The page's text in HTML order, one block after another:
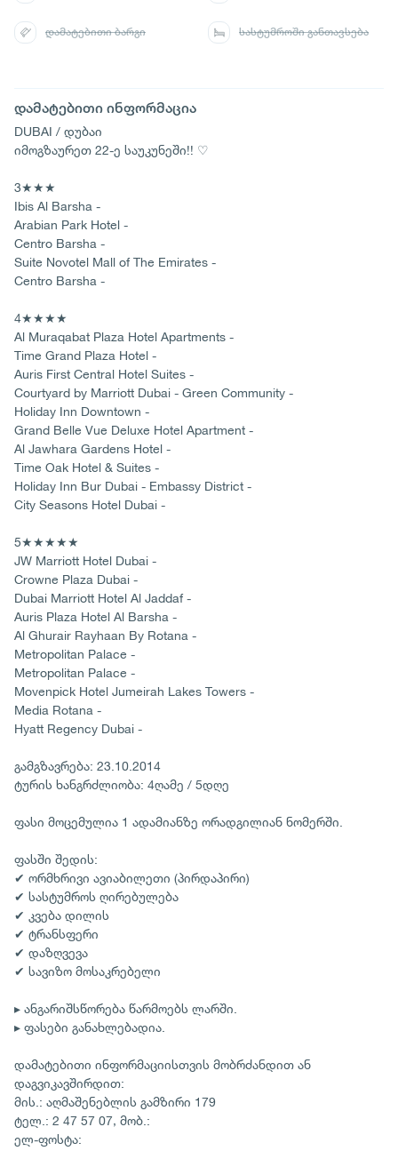
დამატებითი ინფორმაცია
DUBAI / დუბაი
იმოგზაურეთ 22-ე საუკუნეში!! ♡
3★★★
Ibis Al Barsha -
Arabian Park Hotel -
Centro Barsha -
Suite Novotel Mall of The Emirates -
Centro Barsha -
4★★★★
Al Muraqabat Plaza Hotel Apartments -
Time Grand Plaza Hotel -
Auris First Central Hotel Suites -
Courtyard by Marriott Dubai - Green Community -
Holiday Inn Downtown -
Grand Belle Vue Deluxe Hotel Apartment -
Al Jawhara Gardens Hotel -
Time Oak Hotel & Suites -
Holiday Inn Bur Dubai - Embassy District -
City Seasons Hotel Dubai -
5★★★★★
JW Marriott Hotel Dubai -
Crowne Plaza Dubai -
Dubai Marriott Hotel Al Jaddaf -
Auris Plaza Hotel Al Barsha -
Al Ghurair Rayhaan By Rotana -
Metropolitan Palace -
Metropolitan Palace -
Movenpick Hotel Jumeirah Lakes Towers -
Media Rotana -
Hyatt Regency Dubai -
გამგზავრება: 23.10.2014
ტურის ხანგრძლიობა: 4ღამე / 5დღე
ფასი მოცემულია 1 ადამიანზე ორადგილიან ნომერში.
ფასში შედის:
✔ ორმხრივი ავიაბილეთი (პირდაპირი)
✔ სასტუმროს ღირებულება
✔ კვება დილის
✔ ტრანსფერი
✔ დაზღვევა
✔ სავიზო მოსაკრებელი
▸ ანგარიშსწორება წარმოებს ლარში.
▸ ფასები განახლებადია.
დამატებითი ინფორმაციისთვის მობრძანდით ან
დაგვიკავშირდით:
მის.: აღმაშენებლის გამზირი 179
ტელ.: 2 47 57 07, მობ.:
ელ-ფოსტა:
დამატებითი ბარგი სასტუმროში განთავსება